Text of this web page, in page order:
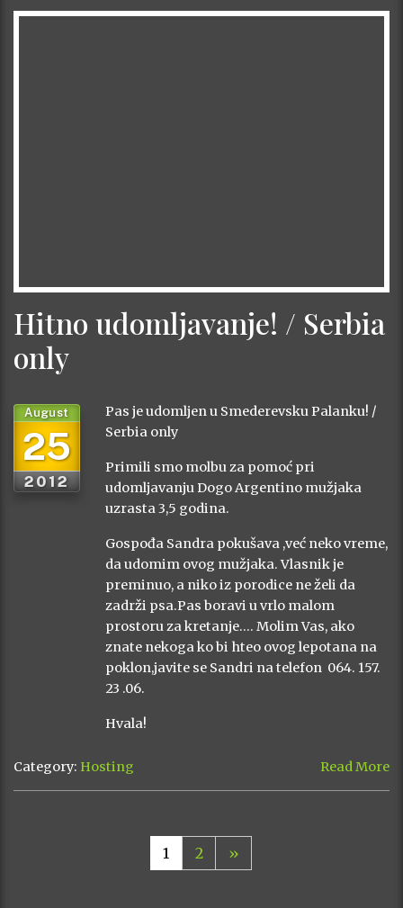
Hitno udomljavanje! / Serbia
only
25
August
2012
Pas je udomljen u Smederevsku Palanku! /
Serbia only
Primili smo molbu za pomoć pri
udomljavanju Dogo Argentino mužjaka
uzrasta 3,5 godina.
Gospođa Sandra pokušava ,već neko vreme,
da udomim ovog mužjaka. Vlasnik je
preminuo, a niko iz porodice ne želi da
zadrži psa.Pas boravi u vrlo malom
prostoru za kretanje…. Molim Vas, ako
znate nekoga ko bi hteo ovog lepotana na
poklon,javite se Sandri na telefon 064. 157.
23 .06.
Hvala!
Category: Hosting Read More
1 2 »